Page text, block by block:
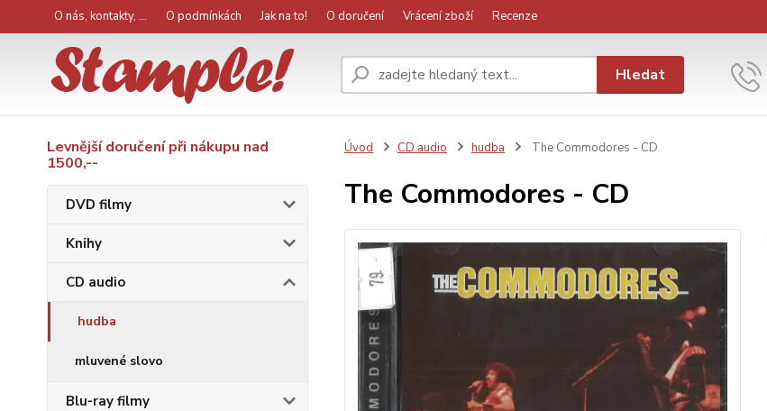
O nás, kontakty, ... O podmínkách Jak na to! O doručení Vrácení zboží Recenze
Hledat
Levnější doručení při nákupu nad
1500,--
DVD filmy
Knihy
CD audio
hudba
mluvené slovo
Blu-ray filmy
Úvod CD audio hudba The Commodores - CD
The Commodores - CD